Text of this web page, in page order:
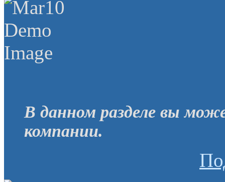
В данном разделе вы
компании.